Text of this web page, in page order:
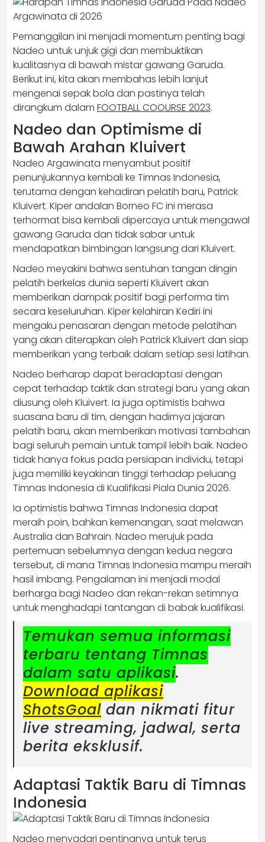
Pemanggilan ini menjadi momentum penting bagi
Nadeo untuk unjuk gigi dan membuktikan
kualitasnya di bawah mistar gawang Garuda.
Berikut ini, kita akan membahas lebih lanjut
mengenai sepak bola dan pastinya telah
dirangkum dalam FOOTBALL COOURSE 2023.
Nadeo dan Optimisme di
Bawah Arahan Kluivert
Nadeo Argawinata menyambut positif
penunjukannya kembali ke Timnas Indonesia,
terutama dengan kehadiran pelatih baru, Patrick
Kluivert. Kiper andalan Borneo FC ini merasa
terhormat bisa kembali dipercaya untuk mengawal
gawang Garuda dan tidak sabar untuk
mendapatkan bimbingan langsung dari Kluivert.
Nadeo meyakini bahwa sentuhan tangan dingin
pelatih berkelas dunia seperti Kluivert akan
memberikan dampak positif bagi performa tim
secara keseluruhan. Kiper kelahiran Kediri ini
mengaku penasaran dengan metode pelatihan
yang akan diterapkan oleh Patrick Kluivert dan siap
memberikan yang terbaik dalam setiap sesi latihan.
Nadeo berharap dapat beradaptasi dengan
cepat terhadap taktik dan strategi baru yang akan
diusung oleh Kluivert. Ia juga optimistis bahwa
suasana baru di tim, dengan hadirnya jajaran
pelatih baru, akan memberikan motivasi tambahan
bagi seluruh pemain untuk tampil lebih baik. Nadeo
tidak hanya fokus pada persiapan individu, tetapi
juga memiliki keyakinan tinggi terhadap peluang
Timnas Indonesia di Kualifikasi Piala Dunia 2026.
Ia optimistis bahwa Timnas Indonesia dapat
meraih poin, bahkan kemenangan, saat melawan
Australia dan Bahrain. Nadeo merujuk pada
pertemuan sebelumnya dengan kedua negara
tersebut, di mana Timnas Indonesia mampu meraih
hasil imbang. Pengalaman ini menjadi modal
berharga bagi Nadeo dan rekan-rekan setimnya
untuk menghadapi tantangan di babak kualifikasi.
Temukan semua informasi
terbaru tentang Timnas
dalam satu aplikasi.
Download aplikasi
ShotsGoal dan nikmati fitur
live streaming, jadwal, serta
berita eksklusif.
Adaptasi Taktik Baru di Timnas
Indonesia
Nadeo menyadari pentingnya untuk terus